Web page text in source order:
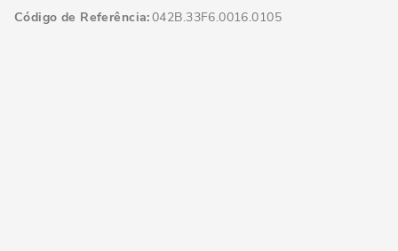
Código de Referência 042B.33F6.0016.0105